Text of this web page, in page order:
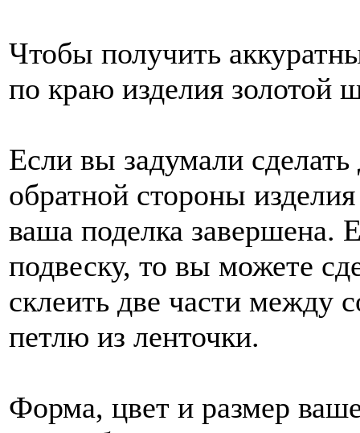
Чтобы получить
по краю изделия золотой
Если вы задумали
обратной стороны
ваша поделка завершена.
подвеску, то вы можете
склеить две части между
петлю из ленточки.
Форма, цвет и размер